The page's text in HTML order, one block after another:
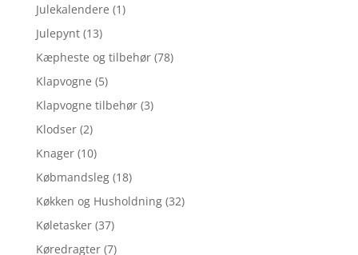
Julekalendere (1)
Julepynt (13)
Kæpheste og tilbehør (78)
Klapvogne (5)
Klapvogne tilbehør (3)
Klodser (2)
Knager (10)
Købmandsleg (18)
Køkken og Husholdning (32)
Køletasker (37)
Køredragter (7)